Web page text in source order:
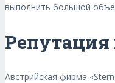
выполнить большой
Австрийская фирма